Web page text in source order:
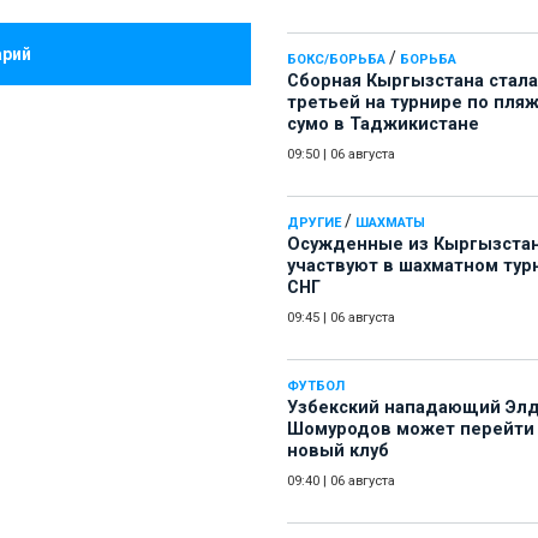
БОКС/БОРЬБА / БОРЬБА
Сборная Кыргызстана стала
третьей на турнире по
сумо в Таджикистане
09:50 06 августа
ДРУГИЕ/ ШАХМАТЫ
Осужденные из
участвуют в шахматном
СНГ
09:45 06 августа
ФУТБОЛ
Узбекский нападающий
Шомуродов может перейти
новый клуб
09:40 06 августа